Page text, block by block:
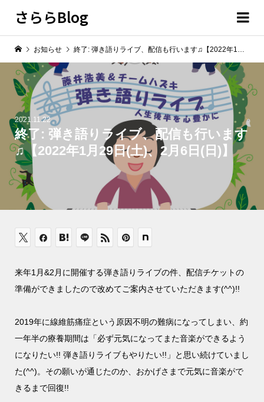
さららBlog
2021.11.22
終了: 弾き語りライブ、配信も行います
♫【2022年1月29日(土)、2月6日(日)】
お知らせ 終了: 弾き語りライブ、配信も行います♫【2022年1月29日(土)、2月6日(日)】
来年1月&2月に開催する弾き語りライブの件、配信チケットの
準備ができましたので改めてご案内させていただきます(^^)!!
2019年に線維筋痛症という原因不明の難病になってしまい、約
一年半の療養期間は「必ず元気になってまた音楽ができるよう
になりたい!! 弾き語りライブもやりたい!!」と思い続けていまし
た(^^)。その願いが通じたのか、おかげさまで元気に音楽がで
きるまで回復!!